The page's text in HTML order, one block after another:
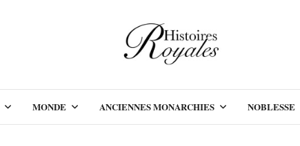
MONDE ANCIENNES MONARCHIES NOBLESSE